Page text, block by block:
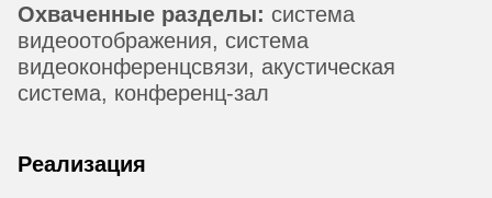
Охваченные разделы: система
видеоотображения, система
видеоконференцсвязи, акустическая
система, конференц-зал
Реализация